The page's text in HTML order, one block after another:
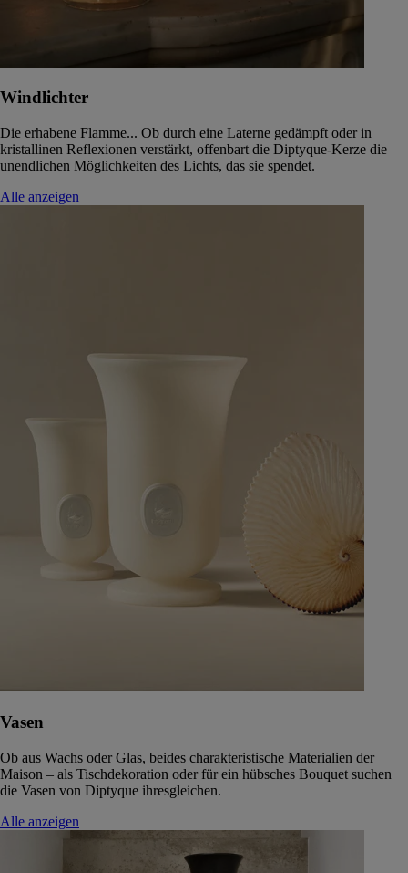
Windlichter
Die erhabene Flamme... Ob durch eine Laterne gedämpft oder in
kristallinen Reflexionen verstärkt, offenbart die Diptyque-Kerze die
unendlichen Möglichkeiten des Lichts, das sie spendet.
Alle anzeigen
Vasen
Ob aus Wachs oder Glas, beides charakteristische Materialien der
Maison – als Tischdekoration oder für ein hübsches Bouquet suchen
die Vasen von Diptyque ihresgleichen.
Alle anzeigen